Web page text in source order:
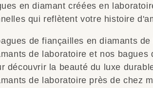
en diamant créées en
qui reflètent votre histoire
de fiançailles en diamants
de laboratoire et nos bagues
découvrir la beauté du luxe
de laboratoire près de chez